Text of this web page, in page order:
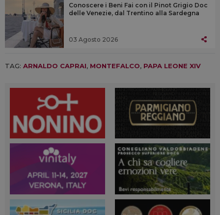
Conoscere i Beni Fai con il Pinot Grigio Doc
delle Venezie, dal Trentino alla Sardegna
03 Agosto 2026
TAG: ARNALDO CAPRAI, MONTEFALCO, PAPA LEONE XIV